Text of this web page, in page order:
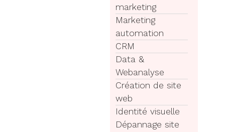
marketing
Marketing
automation
CRM
Data &
Webanalyse
Création de site
web
Identité visuelle
Dépannage site